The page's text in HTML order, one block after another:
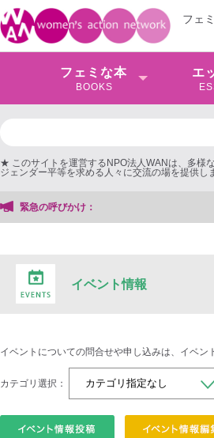
フェ
フェミな本
BOOKS
エ
★ このサイトを運営するNPO法人WANは、多様
ジェンダー平等を求める人々に交流の場を提供し
緊急の呼びかけ：
イベント情報
イベントについての問合せや申し込みは、イベン
カテゴリ選択：